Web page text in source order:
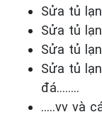
Sửa tủ
Sửa tủ
Sửa tủ
Sửa tủ
đá……..
…..vv và